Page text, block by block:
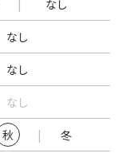
なし
なし
なし
なし
秋 冬